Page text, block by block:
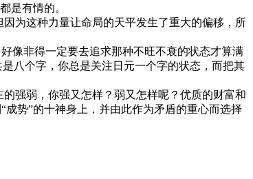
是有情的。
为这种力量让命局的天平发生了重大的偏移，所
像非得一定要去追求那种不旺不衰的状态才算满
八个字，你总是关注日元一个字的状态，而把其
强弱，你强又怎样？弱又怎样呢？优质的财富和
势”的十神身上，并由此作为矛盾的重心而选择